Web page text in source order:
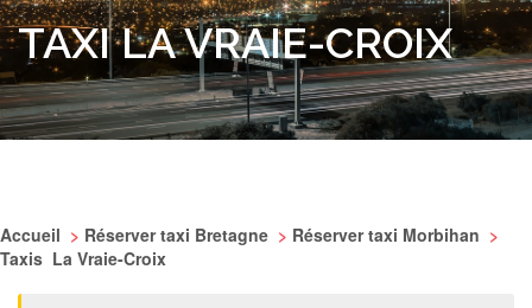
TAXI LA VRAIE-CROIX
Accueil > Réserver taxi Bretagne > Réserver taxi Morbihan >
Taxis La Vraie-Croix